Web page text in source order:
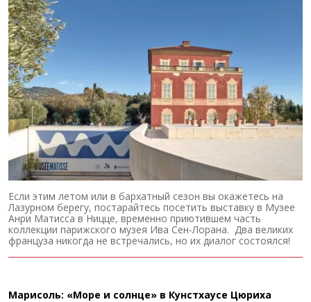
Если этим летом или в бархатный сезон вы окажетесь на
Лазурном берегу, постарайтесь посетить выставку в Музее
Анри Матисса в Ницце, временно приютившем часть
коллекции парижского музея Ива Сен-Лорана. Два великих
француза никогда не встречались, но их диалог состоялся!
Марисоль: «Море и солнце» в Кунстхаусе Цюриха